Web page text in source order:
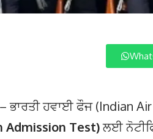
ਭਾਰਤੀ ਹਵਾਈ ਫੌਜ (Indian
Admission Test)ਲਈ